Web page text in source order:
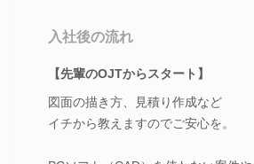
入社後の流れ
【先輩のOJTからスタート】
図面の描き方、見積り作成など
イチから教えますのでご安心を。